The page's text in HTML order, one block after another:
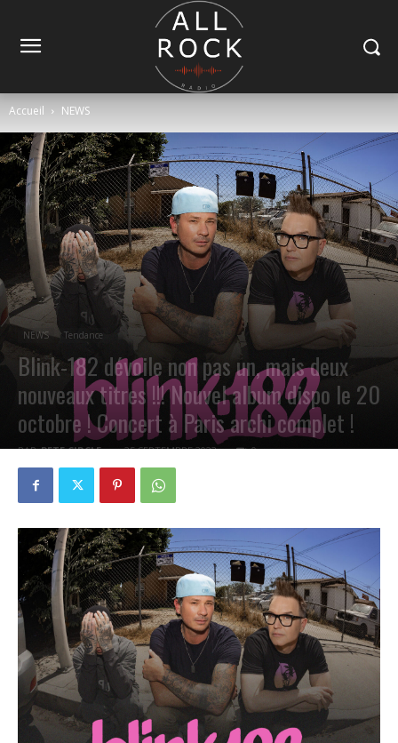
Accueil NEWS
NEWS Tendance
Blink-182 dévoile non pas un, mais deux
nouveaux titres !!! Nouvel album dispo le 20
octobre ! Concert à Paris archi complet !
PAR PETE CIRCLE 25 SEPTEMBRE 2023 0